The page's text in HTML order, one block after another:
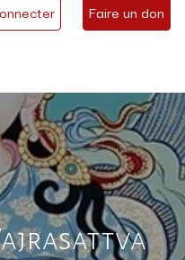
Faire un don